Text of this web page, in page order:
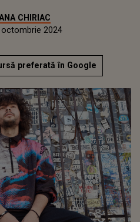
CHIRIAC
2024
preferată în Google